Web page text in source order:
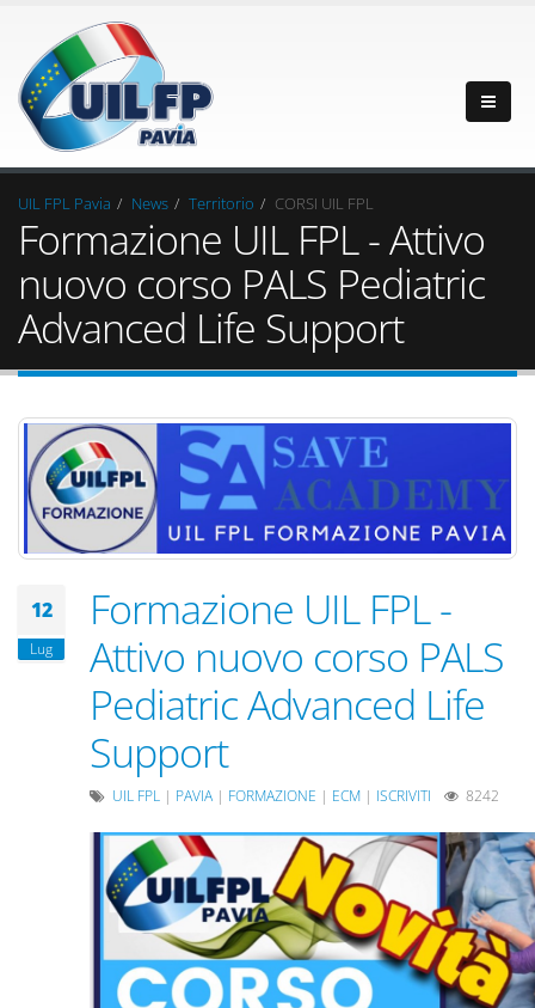
UIL FPL Pavia News Territorio CORSI UIL FPL
Formazione UIL FPL - Attivo
nuovo corso PALS Pediatric
Advanced Life Support
12
Lug
Formazione UIL FPL -
Attivo nuovo corso PALS
Pediatric Advanced Life
Support
UIL FPL | PAVIA | FORMAZIONE | ECM | ISCRIVITI 8242